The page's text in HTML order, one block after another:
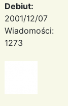
Debiut:
2001/12/07
Wiadomości:
1273